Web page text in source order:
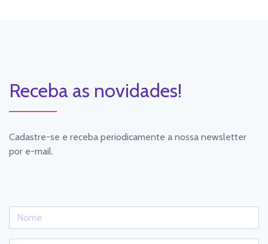
Receba as novidades!
Cadastre-se e receba periodicamente a nossa newsletter
por e-mail.